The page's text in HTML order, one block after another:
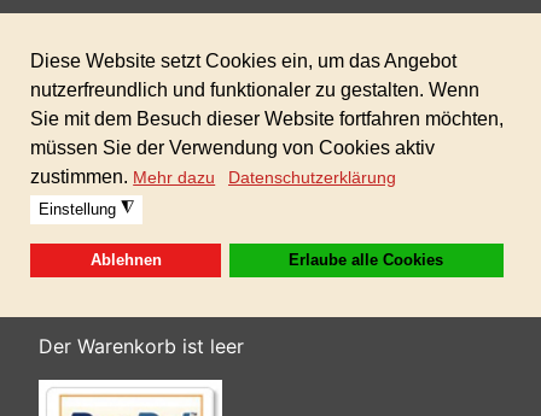
Lizenz für alle Ihre Projekte!
Format: 24bit WAV und MP3
Jetzt zum Schnäppchenpreis inkl. kostenloser
gewerblicher Lizenz!
Sofortdownload nach erhaltener Zahlung.
Der Warenkorb ist leer